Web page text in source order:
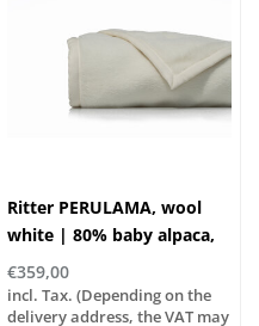
Ritter PERULAMA, wool
white | 80% baby alpaca,
20% virgin wool |
...various sizes
€359,00
incl. Tax. (Depending on the
delivery address, the VAT may